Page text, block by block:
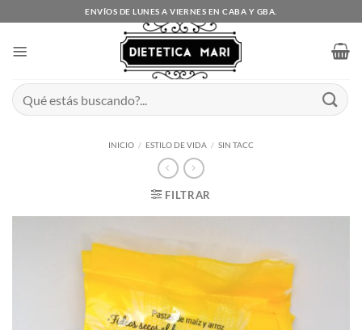
al
ENVÍOS DE LUNES A VIERNES EN CABA Y GBA.
Buscar
por:
INICIO / ESTILO DE VIDA / SIN TACC
FILTRAR